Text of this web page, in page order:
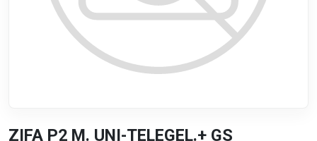
ZIFA P2 M. UNI-TELEGEL.+ GS